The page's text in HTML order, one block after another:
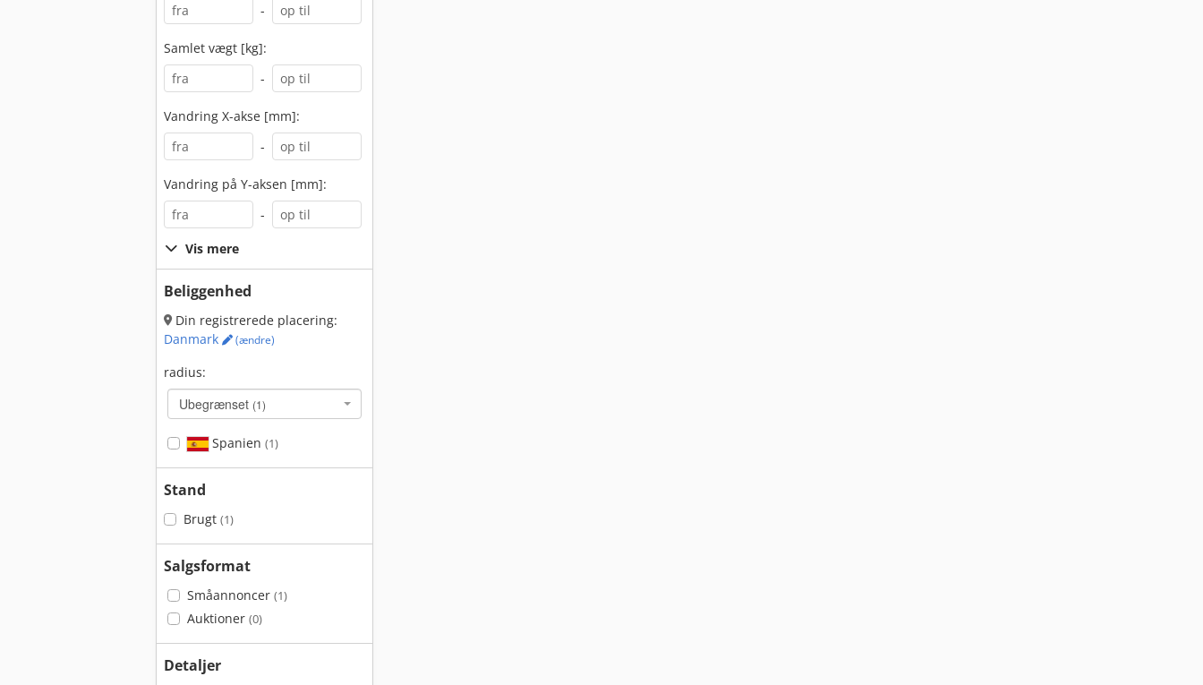
-
Samlet vægt [kg]:
-
Vandring X-akse [mm]:
-
Vandring på Y-aksen [mm]:
-
Vis mere
Beliggenhed
Din registrerede placering:
Danmark
(ændre)
radius:
Ubegrænset (1)
Spanien (1)
Stand
Brugt (1)
Salgsformat
Småannoncer (1)
Auktioner (0)
Detaljer